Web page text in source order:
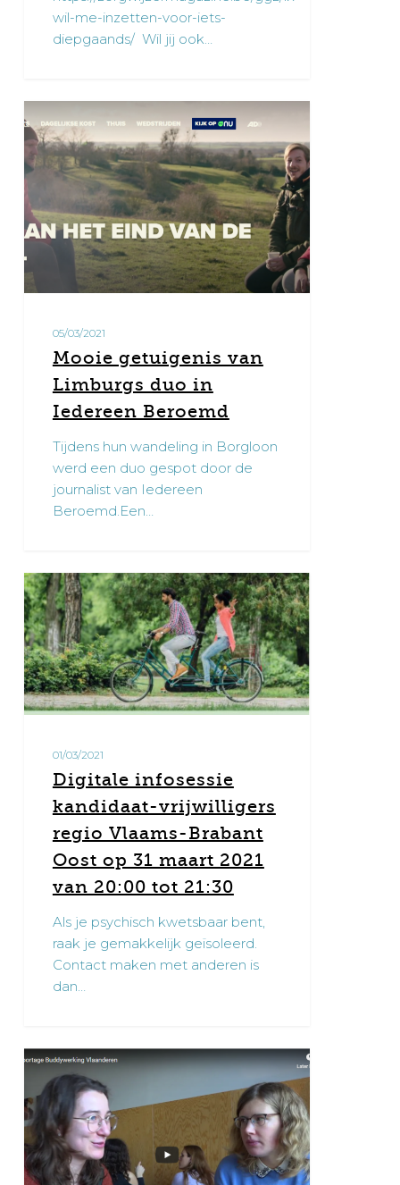
wil-me-inzetten-voor-iets-
diepgaands/ Wil jij ook…
getuigenis
van
Limburgs
duo
in
Iedereen
Beroemd
05/03/2021
Mooie getuigenis van
Limburgs duo in
Iedereen Beroemd
Tijdens hun wandeling in Borgloon
werd een duo gespot door de
journalist van Iedereen
Beroemd.Een…
4
Digitale
infosessie
kandidaat-
vrijwilligers
regio
Vlaams-
maart
20:00
21:30
01/03/2021
Digitale infosessie
kandidaat-vrijwilligers
regio Vlaams-Brabant
Oost op 31 maart 2021
van 20:00 tot 21:30
Als je psychisch kwetsbaar bent,
raak je gemakkelijk geïsoleerd.
Contact maken met anderen is
dan…
1
Reportage
duo
Buddywerking
Vlaanderen
regio
Gent
0